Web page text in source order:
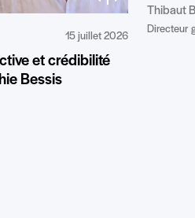
15 juillet 2026
et crédibilité
Bessis
Thibaut
Directeur